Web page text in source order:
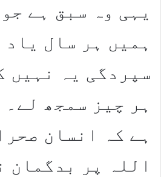
یہی وہ سبق ہے
ہمیں ہر سال یاد
سپردگی یہ نہیں
ہر چیز سمجھ لے۔
ہے کہ انسان
اللہ پر بدگمان